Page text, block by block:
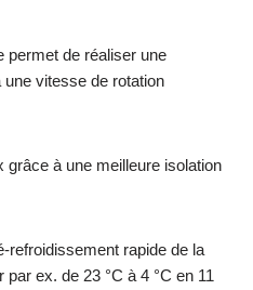
permet de réaliser une
vitesse de rotation
grâce à une meilleure isolation
refroidissement rapide de la
ex. de 23 °C à 4 °C en 11